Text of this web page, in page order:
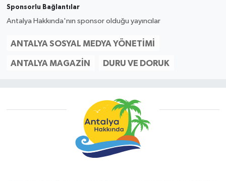
Sponsorlu Bağlantılar
Antalya Hakkında'nın sponsor olduğu yayıncılar
ANTALYA SOSYAL MEDYA YÖNETIMI
ANTALYA MAGAZIN DURU VE DORUK